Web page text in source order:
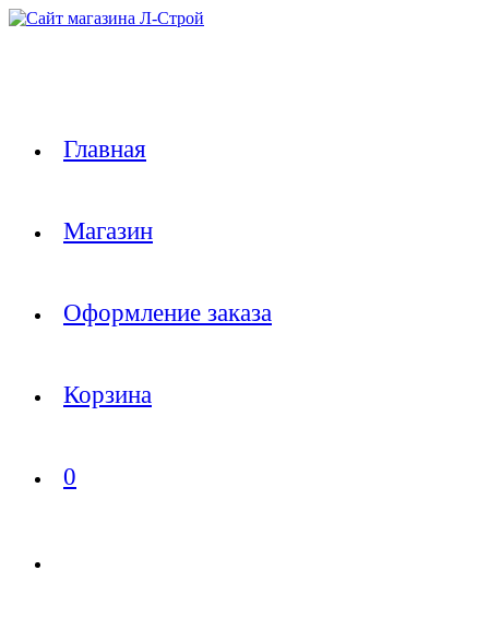
Перейти
Главная
Магазин
Оформление заказа
Корзина
0